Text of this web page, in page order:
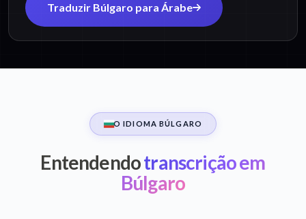
Traduzir Búlgaro para Árabe
O IDIOMA BÚLGARO
Entendendotranscrição em
Búlgaro